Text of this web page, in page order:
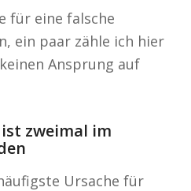
für eine falsche
ein paar zähle ich hier
Ansprung auf
zweimal im
Ursache für